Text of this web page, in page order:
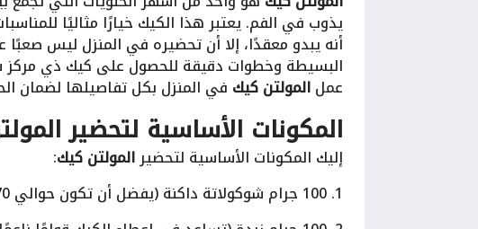
يذوب في الفم. يعتبر هذا الكيك خيارًا مثاليًا
أنه يبدو معقدًا، إلا أن تحضيره في المنزل ليس
البسيطة وخطوات دقيقة للحصول على كيك ذي
عملالمولتن كيك في المنزل بكل تفاصيلها لضمان
المكونات الأساسية لتحضير
إليك المكونات الأساسية لتحضيرالمولتن كيك:
1. 100 جرام شوكولاتة داكنة (يفضل أن تكون حوالي 70% كاكاو للحصول على طعم غني)